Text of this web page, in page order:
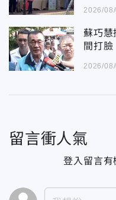
2026/
蘇巧慧
間打臉
2026/
留言衝人氣
登入留言有